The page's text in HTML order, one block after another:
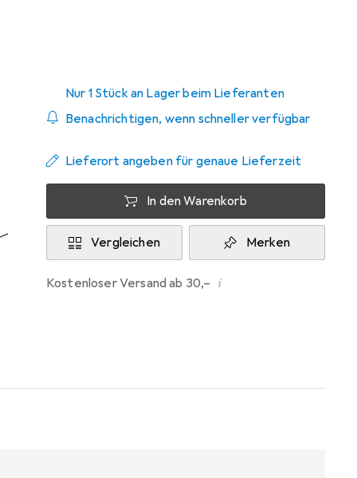
Nur 1 Stück an Lager beim Lieferanten
Benachrichtigen, wenn schneller verfügbar
Lieferort angeben für genaue Lieferzeit
In den Warenkorb
Vergleichen Merken
Kostenloser Versand ab 30,– i